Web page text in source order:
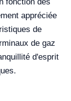
appréciée
de
de gaz
d'esprit